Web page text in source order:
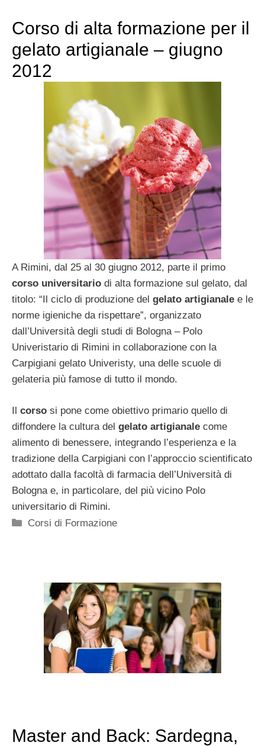
Corso di alta formazione per il
gelato artigianale – giugno
2012
A Rimini, dal 25 al 30 giugno 2012, parte il primo
corso universitario di alta formazione sul gelato, dal
titolo: “Il ciclo di produzione del gelato artigianale e le
norme igieniche da rispettare”, organizzato
dall’Università degli studi di Bologna – Polo
Univeristario di Rimini in collaborazione con la
Carpigiani gelato Univeristy, una delle scuole di
gelateria più famose di tutto il mondo.
Il corso si pone come obiettivo primario quello di
diffondere la cultura del gelato artigianale come
alimento di benessere, integrando l’esperienza e la
tradizione della Carpigiani con l’approccio scientificato
adottato dalla facoltà di farmacia dell’Università di
Bologna e, in particolare, del più vicino Polo
universitario di Rimini.
Categorie
Corsi di Formazione
Master and Back: Sardegna,